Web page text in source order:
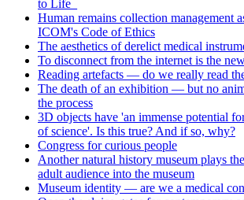
to Life_
Human remains collection management
ICOM's Code of Ethics
The aesthetics of derelict medical
To disconnect from the internet is the
Reading artefacts — do we really read
The death of an exhibition — but no
the process
3D objects have 'an immense potential
of science'. Is this true? And if so, why?
Congress for curious people
Another natural history museum plays
adult audience into the museum
Museum identity — are we a medical